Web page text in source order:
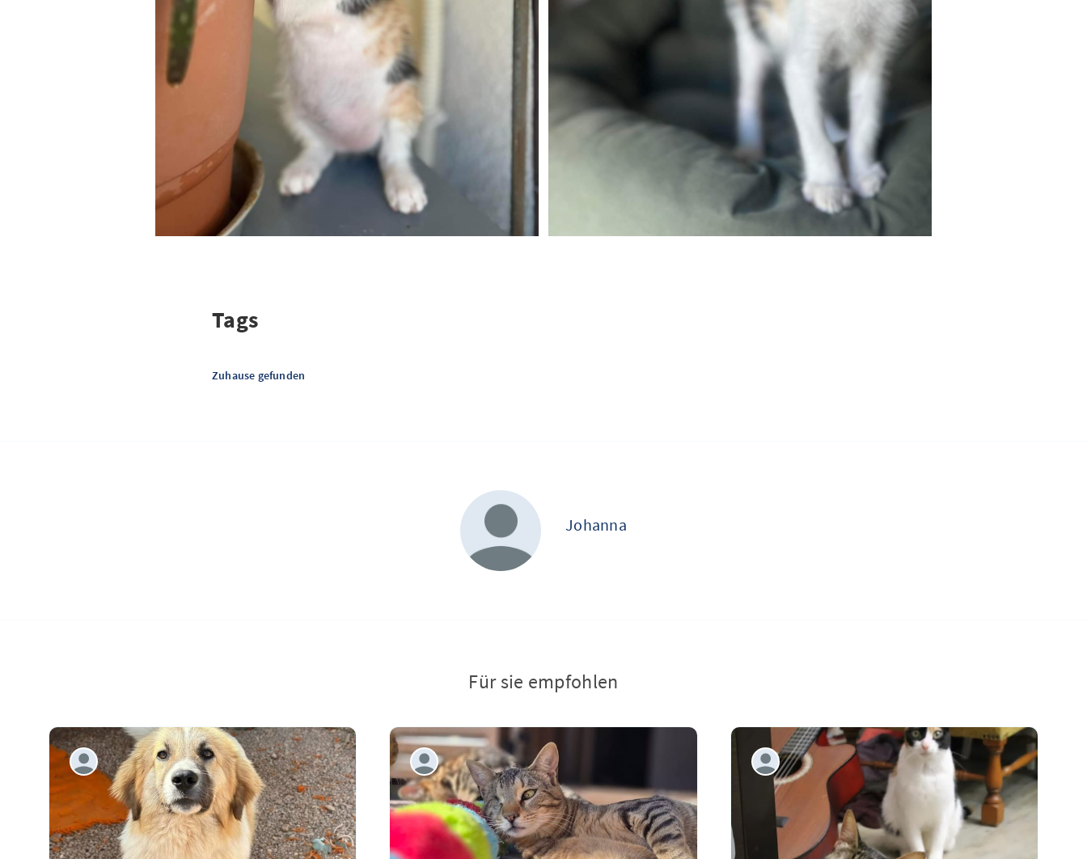
Tags
Zuhause gefunden
Johanna
Für sie empfohlen